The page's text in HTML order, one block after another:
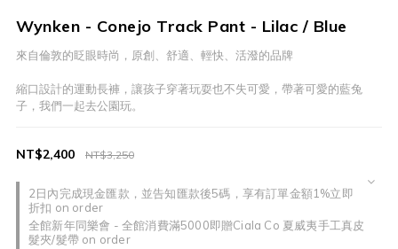
Wynken - Conejo Track Pant - Lilac / Blue
來自倫敦的眨眼時尚，原創、舒適、輕快、活潑的品牌
縮口設計的運動長褲，讓孩子穿著玩耍也不失可愛，帶著可愛的藍兔
子，我們一起去公園玩。
2日內完成現金匯款，並告知匯款後5碼，享有訂單金額1%立即
折扣 on order
全館新年同樂會 - 全館消費滿5000即贈Ciala Co 夏威夷手工真皮
髮夾/髮帶 on order
NT$3,250
NT$2,400